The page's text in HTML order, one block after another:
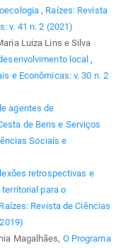
, Raízes: Revista
v. 41 n. 2 (2021)
Luiza Lins e Silva
local ,
e Econômicas: v. 30 n. 2
agentes de
de Bens e Serviços
Sociais e
retrospectivas e
para o
Raízes: Revista de Ciências
Magalhães, O Programa